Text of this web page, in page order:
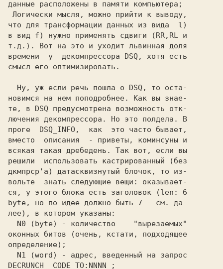
данные расположены в памяти компьютера;
что для трансформации данных из вида
в вид f)
нужно применять сдвиги (RR,RL и
т.д.).
времени  у  декомпрессора DSQ,
хотя есть
смысл его оптимизировать.
  Ну, уж если речь пошла о
DSQ,
то оста-
новимся на нем поподробнее. Как вы знае-
те, в DSQ предусмотрена возможность отк-
лючения декомпрессора. Но это полдела. В
проге
DSQ_INFO,
  как  это часто бывает,
вместо  описания  - приветы, коминсуны и
всякая такая дребедень. Так вот, если вы
решили  использовать кастрированный (без
дкмпрср'a) датасквизнутый блочок, то из-
вольте  знать следующие вещи: оказывает-
ся, у этого блока есть заголовок
лее),
в котором указаны:
N0 (byte)
- количество    "вырезаемых"
оконных битов (очень, кстати, подходящее
определение);
N1 (word)